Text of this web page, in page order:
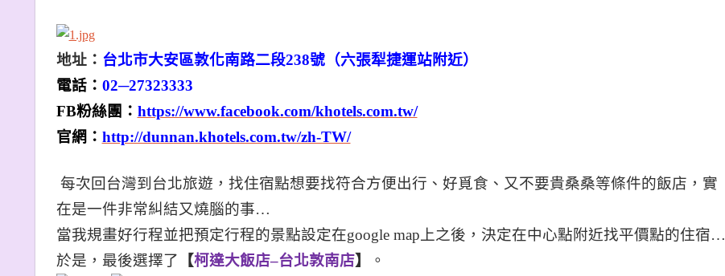
地址： 台北市大安區敦化南路二段238號（六張犁捷運站附近）
電話： 02─27323333
FB粉絲團： https://www.facebook.com/khotels.com.tw/
官網： http://dunnan.khotels.com.tw/zh-TW/
每次回台灣到台北旅遊，找住宿點想要找符合方便出行、好覓食、又不要貴桑桑等條件的飯店，實
在是一件非常糾結又燒腦的事…
當我規畫好行程並把預定行程的景點設定在google map上之後，決定在中心點附近找平價點的住宿…
於是，最後選擇了 【柯達大飯店–台北敦南店】
。